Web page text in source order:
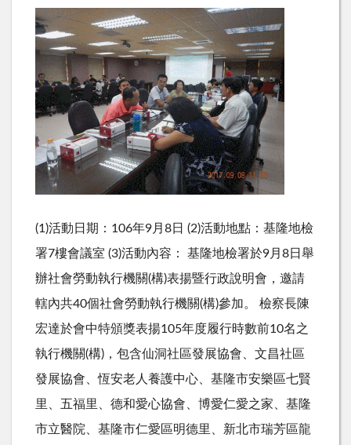
(1)活動日期：106年9月8日 (2)活動地點：基隆地檢
署7樓會議室 (3)活動內容： 基隆地檢署於9月8日舉
辦社會勞動執行機關(構)表揚暨行政說明會，邀請
轄內共40個社會勞動執行機關(構)參加。 檢察長陳
宏達於會中特頒獎表揚105年度履行時數前10名之
執行機關(構)，包含仙洞社區發展協會、文昌社區
發展協會、恆安老人養護中心、基隆市安樂區七賢
里、五福里、德和愛心協會、博愛仁愛之家、基隆
市立醫院、基隆市仁愛區明德里、新北市瑞芳區龍